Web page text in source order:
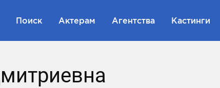
Поиск Актерам Агентства Кастинги